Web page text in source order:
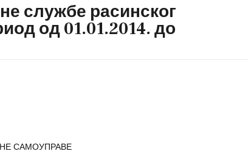
службе расинског
од 01.01.2014. до
САМОУПРАВЕ